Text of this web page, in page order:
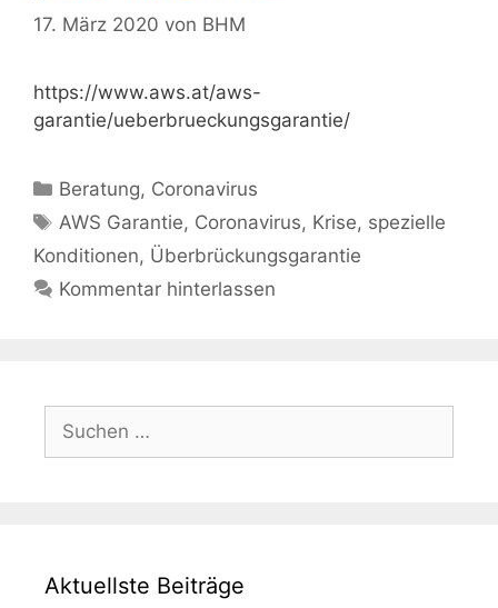
17. März 2020 von BHM
https://www.aws.at/aws-
garantie/ueberbrueckungsgarantie/
Kategorien
Beratung, Coronavirus
Schlagwörter
AWS Garantie, Coronavirus, Krise, spezielle
Konditionen, Überbrückungsgarantie
Kommentar hinterlassen
Suchen
nach:
Aktuellste Beiträge